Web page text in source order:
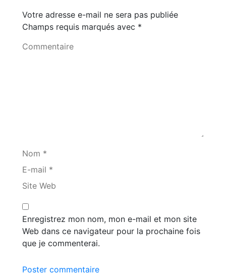
Votre adresse e-mail ne sera pas publiée
Champs requis marqués avec *
Commentaire
Nom *
E-mail *
Site Web
Enregistrez mon nom, mon e-mail et mon site
Web dans ce navigateur pour la prochaine fois
que je commenterai.
Poster commentaire